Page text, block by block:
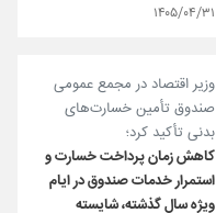
۱۴۰۵/۰۴/۳۱
وزیر اقتصاد در مجمع عمومی
صندوق تأمین خسارت‌های
بدنی تأکید کرد؛
کاهش زمان پرداخت خسارت و
استمرار خدمات صندوق در ایام
ویژه سال گذشته، شایسته